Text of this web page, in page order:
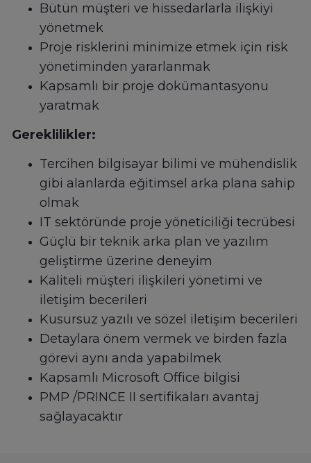
Bütün müşteri ve hissedarlarla ilişkiyi
yönetmek
Proje risklerini minimize etmek için risk
yönetiminden yararlanmak
Kapsamlı bir proje dokümantasyonu
yaratmak
Gereklilikler:
Tercihen bilgisayar bilimi ve mühendislik
gibi alanlarda eğitimsel arka plana sahip
olmak
IT sektöründe proje yöneticiliği tecrübesi
Güçlü bir teknik arka plan ve yazılım
geliştirme üzerine deneyim
Kaliteli müşteri ilişkileri yönetimi ve
iletişim becerileri
Kusursuz yazılı ve sözel iletişim becerileri
Detaylara önem vermek ve birden fazla
görevi aynı anda yapabilmek
Kapsamlı Microsoft Office bilgisi
PMP /PRINCE II sertifikaları avantaj
sağlayacaktır